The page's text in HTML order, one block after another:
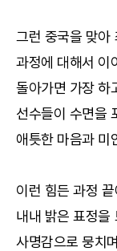
그런 중국을 맞아
과정에 대해서 이
돌아가면 가장 하
선수들이 수면을
애틋한 마음과 미
이런 힘든 과정
내내 밝은 표정을
사명감으로 뭉치